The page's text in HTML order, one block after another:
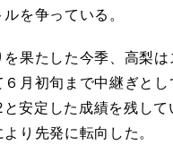
を争っている。
果たした今季、高梨は
６月初旬まで中継ぎと
と安定した成績を残し
り先発に転向した。